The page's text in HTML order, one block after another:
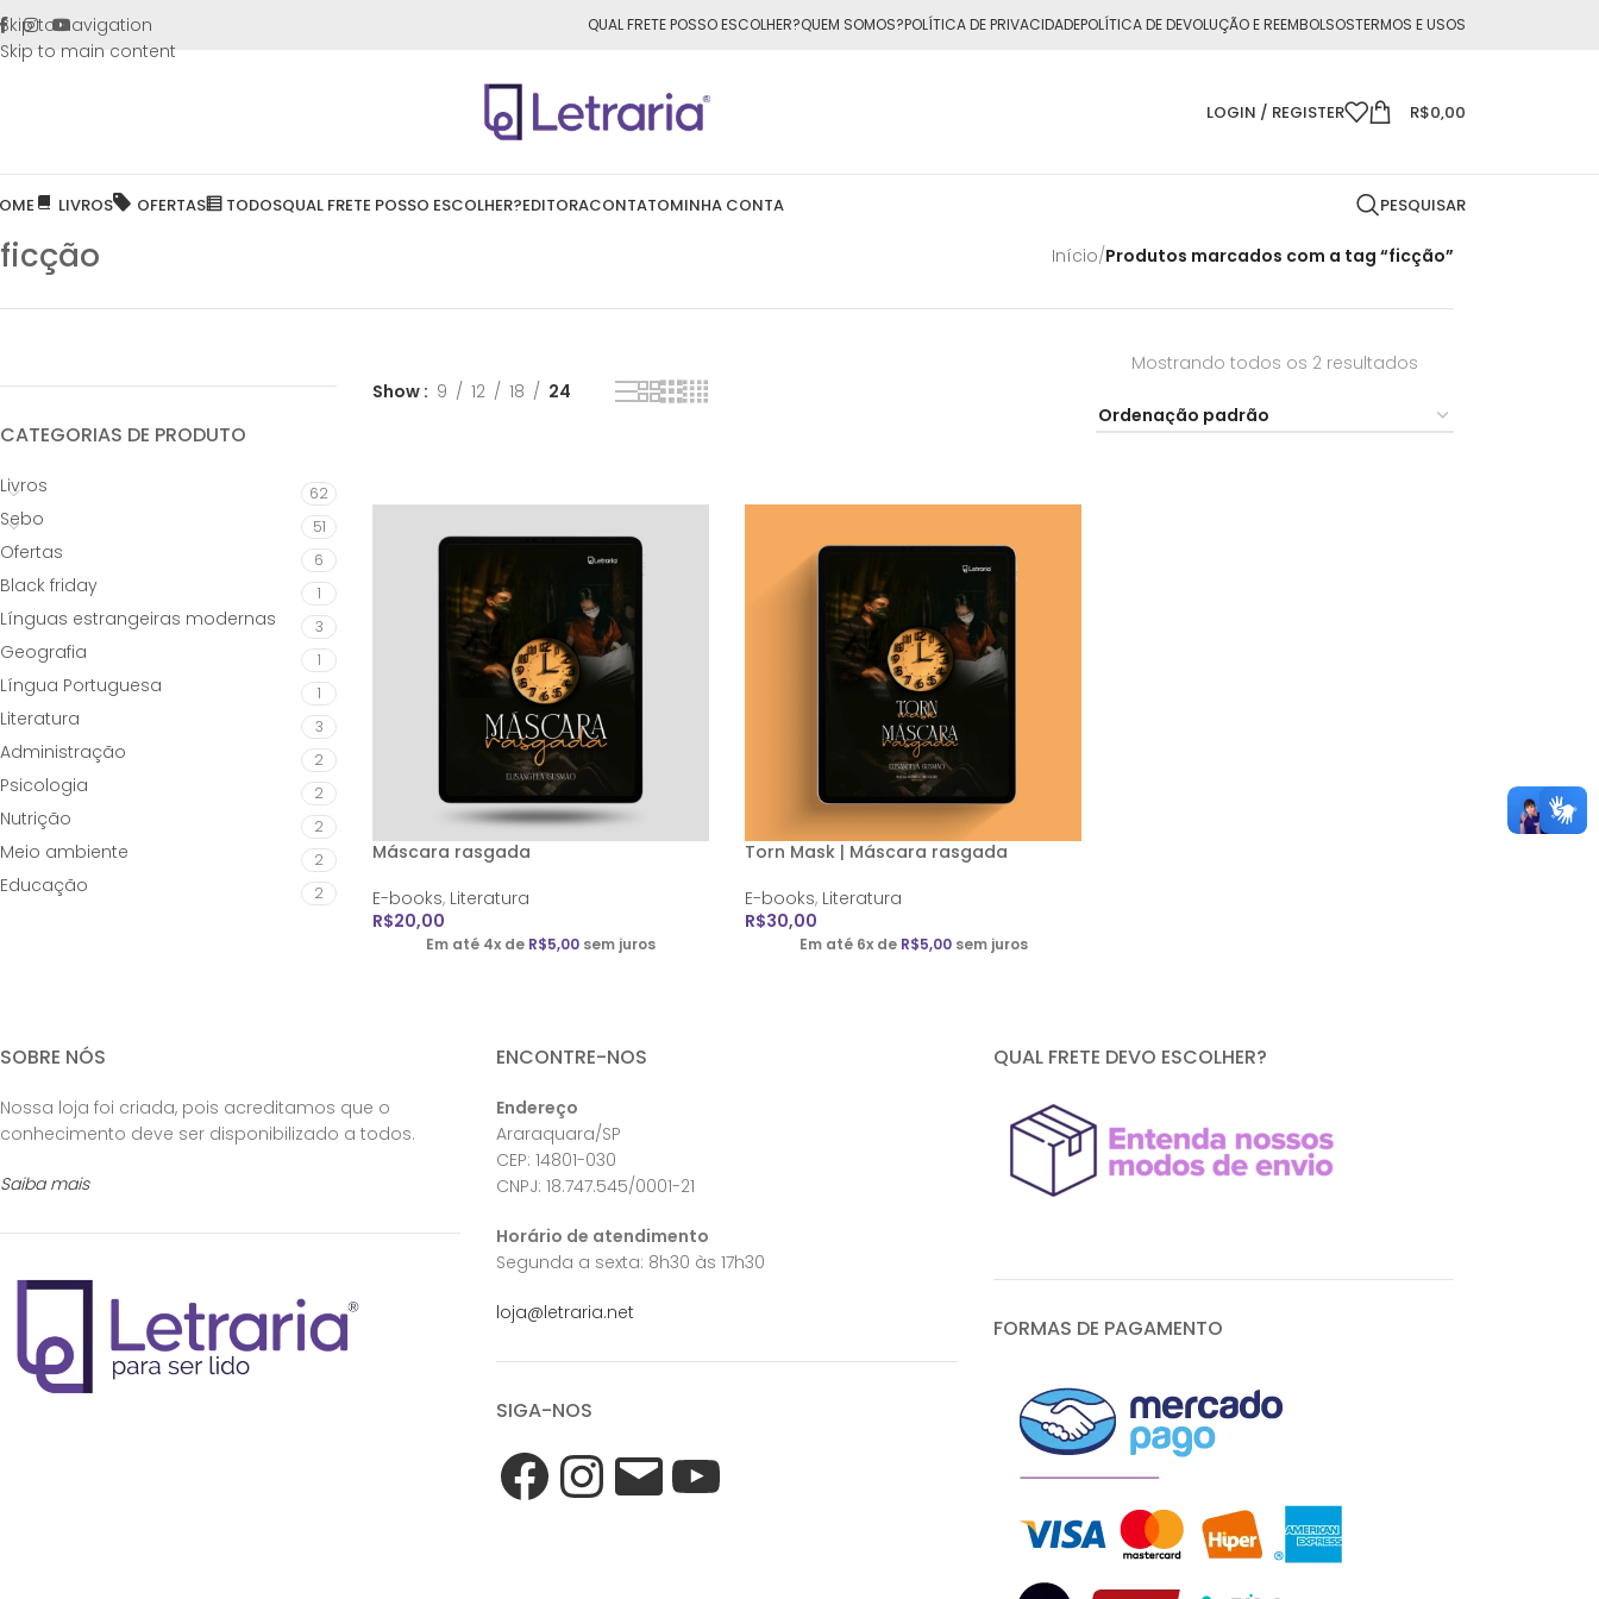
Skip to navigation
Skip to main content
para todo o Brasil nas compras acima de R$50,00
QUAL FRETE POSSO ESCOLHER?QUEM SOMOS?POLÍTICA DE PRIVACIDADEPOLÍTICA DE DEVOLUÇÃO E REEMBOLSOSTERMOS E USOS
LOGIN / REGISTER R$0,00
LIVROS OFERTAS TODOSQUAL FRETE POSSO ESCOLHER?EDITORACONTATOMINHA CONTA PESQUISAR
ficção Início/Produtos marcados com a tag “ficção”
CATEGORIAS DE PRODUTO
Livros 62
Sebo 51
Ofertas 6
Black friday 1
Línguas estrangeiras modernas 3
Geografia 1
Língua Portuguesa 1
Literatura 3
Administração 2
Psicologia 2
Nutrição 2
Meio ambiente 2
Educação 2
Show 9 12 18 24
Mostrando todos os 2 resultados
Máscara rasgada
E-books, Literatura
R$20,00
Em até 4x de R$5,00 sem juros
Torn Mask | Máscara rasgada
E-books, Literatura
R$30,00
Em até 6x de R$5,00 sem juros
SOBRE NÓS
Nossa loja foi criada, pois acreditamos que o
conhecimento deve ser disponibilizado a todos.
Saiba mais
ENCONTRE-NOS
Endereço
Araraquara/SP
CEP: 14801-030
CNPJ: 18.747.545/0001-21
Horário de atendimento
Segunda a sexta: 8h30 às 17h30
loja@letraria.net
SIGA-NOS
QUAL FRETE DEVO ESCOLHER?
FORMAS DE PAGAMENTO